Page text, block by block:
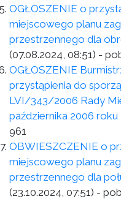
OGŁOSZENIE o
miejscowego planu
przestrzennego dla
(07.08.2024, 08:51) -
OGŁOSZENIE
przystąpienia do
LVI/343/2006 Rady
października 2006 roku
961
OBWIESZCZENIE o
miejscowego planu
przestrzennego dla
(23.10.2024, 07:51) -